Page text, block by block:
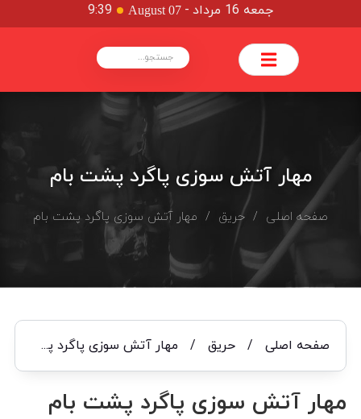
جمعه 16 مرداد -
August 07
9:39
مهار آتش سوزی پاگرد پشت بام
صفحه اصلی / حریق / مهار آتش سوزی پاگرد پشت بام
صفحه اصلی/ حریق/ مهار آتش سوزی پاگرد پشت بام
مهار آتش سوزی پاگرد پشت بام